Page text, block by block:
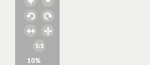
10%